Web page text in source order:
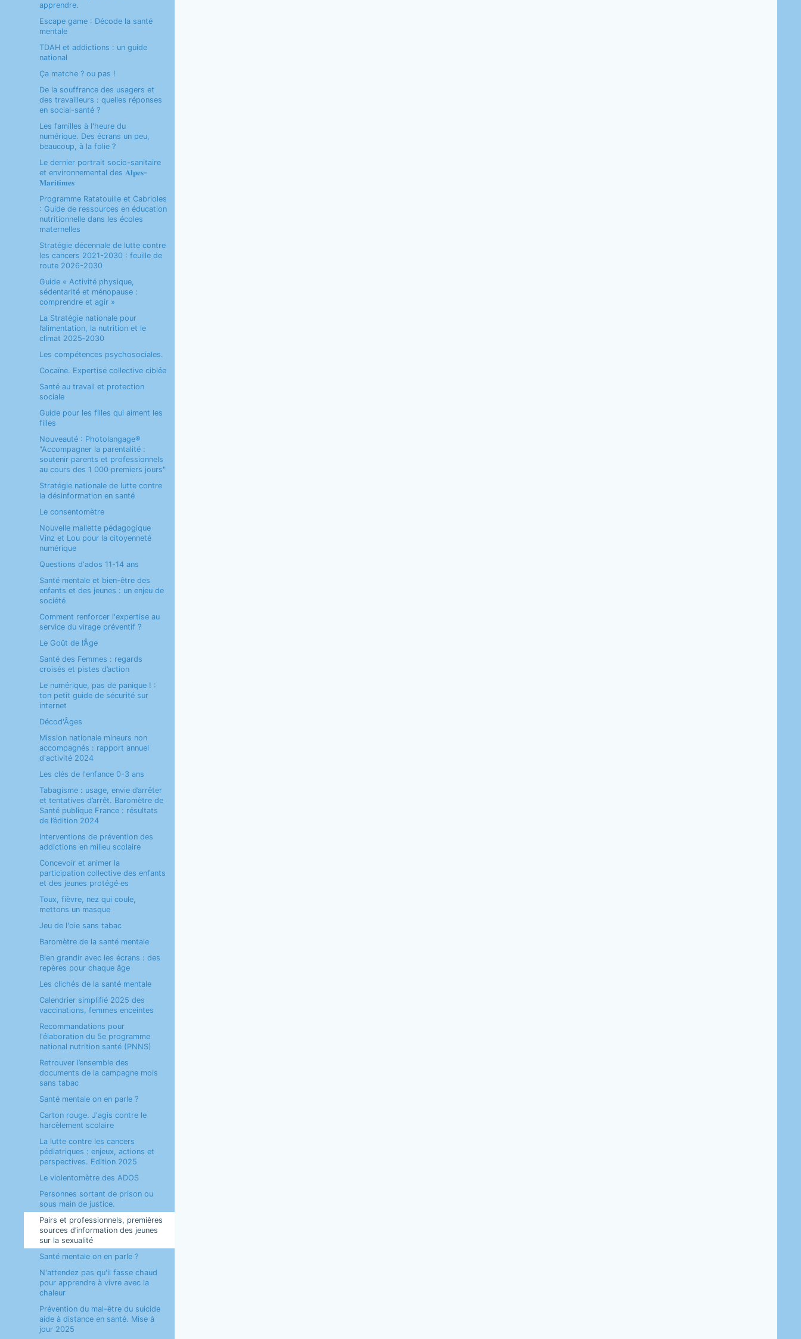
apprendre.
Escape game : Décode la santé
mentale
TDAH et addictions : un guide
national
Ça matche ? ou pas !
De la souffrance des usagers et
des travailleurs : quelles réponses
en social-santé ?
Les familles à l'heure du
numérique. Des écrans un peu,
beaucoup, à la folie ?
Le dernier portrait socio-sanitaire
et environnemental des 𝐀𝐥𝐩𝐞𝐬-
𝐌𝐚𝐫𝐢𝐭𝐢𝐦𝐞𝐬
Programme Ratatouille et Cabrioles
: Guide de ressources en éducation
nutritionnelle dans les écoles
maternelles
Stratégie décennale de lutte contre
les cancers 2021-2030 : feuille de
route 2026-2030
Guide « Activité physique,
sédentarité et ménopause :
comprendre et agir »
La Stratégie nationale pour
l’alimentation, la nutrition et le
climat 2025‑2030
Les compétences psychosociales.
Cocaïne. Expertise collective ciblée
Santé au travail et protection
sociale
Guide pour les filles qui aiment les
filles
Nouveauté : Photolangage®
"Accompagner la parentalité :
soutenir parents et professionnels
au cours des 1 000 premiers jours"
Stratégie nationale de lutte contre
la désinformation en santé
Le consentomètre
Nouvelle mallette pédagogique
Vinz et Lou pour la citoyenneté
numérique
Questions d'ados 11-14 ans
Santé mentale et bien-être des
enfants et des jeunes : un enjeu de
société
Comment renforcer l'expertise au
service du virage préventif ?
Le Goût de l’Âge
Santé des Femmes : regards
croisés et pistes d’action
Le numérique, pas de panique ! :
ton petit guide de sécurité sur
internet
Décod'Âges
Mission nationale mineurs non
accompagnés : rapport annuel
d'activité 2024
Les clés de l'enfance 0-3 ans
Tabagisme : usage, envie d’arrêter
et tentatives d’arrêt. Baromètre de
Santé publique France : résultats
de l’édition 2024
Interventions de prévention des
addictions en milieu scolaire
Concevoir et animer la
participation collective des enfants
et des jeunes protégé·es
Toux, fièvre, nez qui coule,
mettons un masque
Jeu de l'oie sans tabac
Baromètre de la santé mentale
Bien grandir avec les écrans : des
repères pour chaque âge
Les clichés de la santé mentale
Calendrier simplifié 2025 des
vaccinations, femmes enceintes
Recommandations pour
l'élaboration du 5e programme
national nutrition santé (PNNS)
Retrouver l’ensemble des
documents de la campagne mois
sans tabac
Santé mentale on en parle ?
Carton rouge. J'agis contre le
harcèlement scolaire
La lutte contre les cancers
pédiatriques : enjeux, actions et
perspectives. Edition 2025
Le violentomètre des ADOS
Personnes sortant de prison ou
sous main de justice.
Pairs et professionnels, premières
sources d’information des jeunes
sur la sexualité
Santé mentale on en parle ?
N'attendez pas qu'il fasse chaud
pour apprendre à vivre avec la
chaleur
Prévention du mal-être du suicide
aide à distance en santé. Mise à
jour 2025